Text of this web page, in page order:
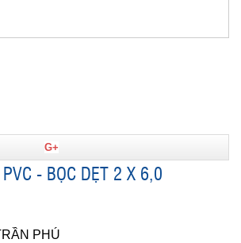
G+
- BỌC DẸT 2 X 6,0
PHÚ